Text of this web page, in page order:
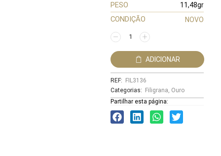
PESO 11,48gr
CONDIÇÃO NOVO
ADICIONAR
REF:
FIL3136
Categorias:
Filigrana, Ouro
Partilhar esta página: